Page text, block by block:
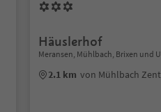
Häuslerhof
Meransen, Mühlbach, Brixen und
2.1 km von Mühlbach